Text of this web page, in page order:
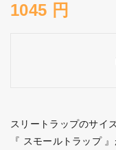
1045 円
スリートラップのサイ
『 スモールトラップ